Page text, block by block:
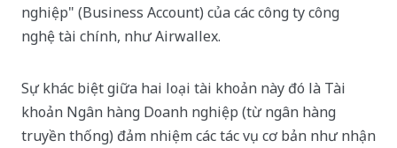
nghiệp" (Business Account) của các công ty công
nghệ tài chính, như Airwallex.
Sự khác biệt giữa hai loại tài khoản này đó là Tài
khoản Ngân hàng Doanh nghiệp (từ ngân hàng
truyền thống) đảm nhiệm các tác vụ cơ bản như nhận